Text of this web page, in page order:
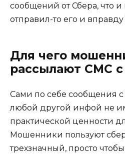
сообщений от Сбера, что
отправил-то его и вправду
Для чего
рассылают СМС
Сами по себе сообщения
любой другой инфой не
практической ценности
Мошенники пользуют
трехзначный, просто